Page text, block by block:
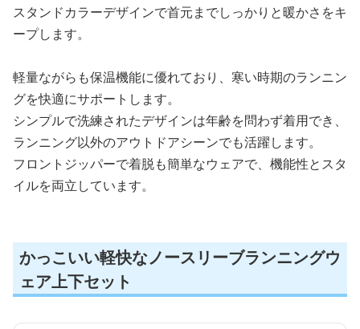
スタンドカラーデザインで首元までしっかりと暖かさをキ
ープします。
軽量ながらも保温機能に優れており、寒い時期のランニン
グを快適にサポートします。
シンプルで洗練されたデザインは年齢を問わず着用でき、
ランニング以外のアウトドアシーンでも活躍します。
フロントジッパーで着脱も簡単なウェアで、機能性とスタ
イルを両立しています。
かっこいい軽快なノースリーブランニングウ
ェア上下セット